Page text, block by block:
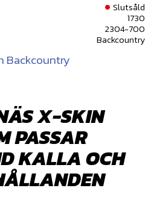
Slutsåld
1730
2304-700
Backcountry
Backcountry
X-SKIN
PASSAR
KALLA OCH